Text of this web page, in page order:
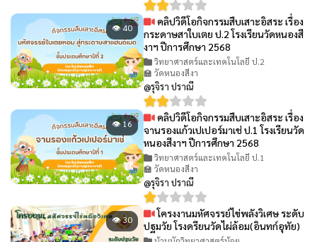
👁 40
คลิปวิดีโอกิจกรรมสืบเสาะอิสระ เรื่อง
กระดาษสาใบเตย ป.2 โรงเรียนวัดหนองสี
งาฯ ปีการศึกษา 2568
วิทยาศาสตร์และเทคโนโลยี ป.2
🏫 วัดหนองสีงา
@รุจิรา ปราณี
👁 16
คลิปวิดีโอกิจกรรมสืบเสาะอิสระ เรื่อง
จานรองแก้วเปเปอร์มาเช่ ป.1 โรงเรียนวัด
หนองสีงาฯ ปีการศึกษา 2568
วิทยาศาสตร์และเทคโนโลยี ป.1
🏫 วัดหนองสีงา
@รุจิรา ปราณี
👁 30
โครงงานมหัศจรรย์ไข่พลังวิเศษ ระดับ
ปฐมวัย โรงดรียนวัดไผ่ล้อม(อินทก์อุทัย)